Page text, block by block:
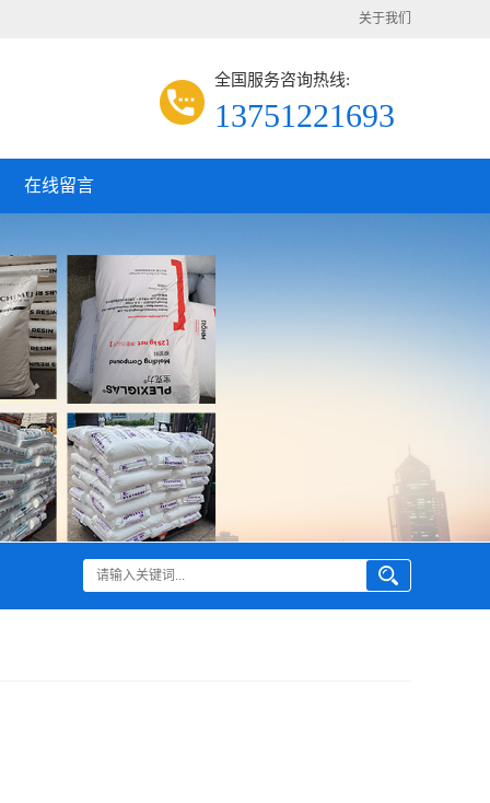
关于我们
全国服务咨询热线:
13751221693
在线留言